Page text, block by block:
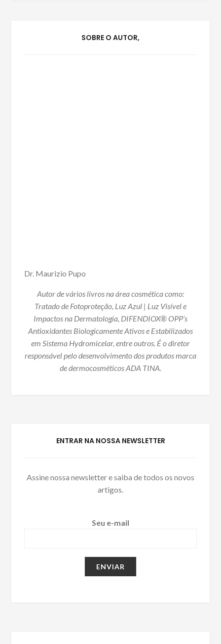
SOBRE O AUTOR,
Dr. Maurizio Pupo
Autor de vários livros na área cosmética como:
Tratado de Fotoproteção, Luz Azul | Luz Visível e
Impactos na Dermatologia, DIFENDIOX® OPP’s
Antioxidantes Biologicamente Ativos e Estabilizados
em Sistema Hydromicelar, entre outros. É o diretor
responsável pelo desenvolvimento dos produtos marca
de dermocosméticos ADA TINA.
ENTRAR NA NOSSA NEWSLETTER
Assine nossa newsletter e saiba de todos os novos
artigos.
Seu e-mail